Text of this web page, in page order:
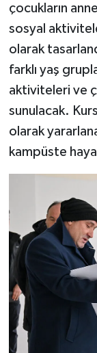
çocukların
sosyal
olarak
farklı yaş
aktiviteleri ve
sunulacak.
olarak
kampüste